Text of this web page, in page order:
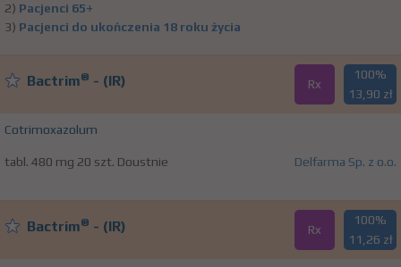
2) Pacjenci 65+
3) Pacjenci do ukończenia 18 roku życia
Bactrim® - (IR) Rx
100%
13,90 zł
Cotrimoxazolum
tabl. 480 mg 20 szt. Doustnie Delfarma Sp. z o.o.
Bactrim® - (IR) Rx
100%
11,26 zł